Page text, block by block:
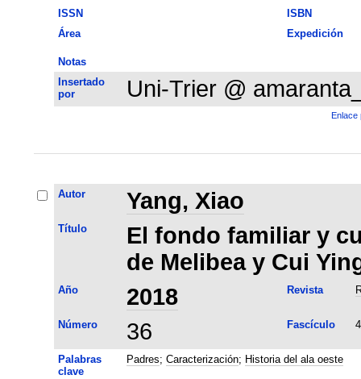
ISSN
ISBN
Área
Expedición
Notas
Insertado
por
Uni-Trier @
Enlace
Autor Yang, Xiao
Título
El fondo familiar y
de Melibea y Cui
Año 2018 Revista
Número 36 Fascículo 4
Palabras
clave
Padres; Caracterización; Historia del ala oeste